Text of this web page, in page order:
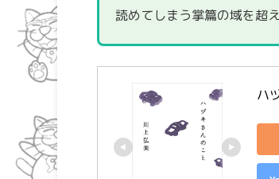
読めてしまう掌篇の域を超
ハ